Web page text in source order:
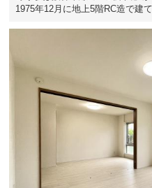
1975年12月に地上5階RC造で建